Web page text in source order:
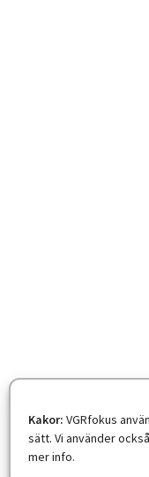
Kakor: VGRfokus
sätt. Vi använder
mer info.